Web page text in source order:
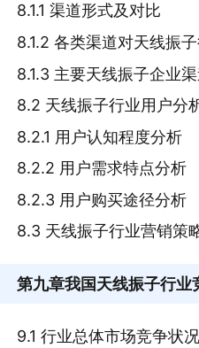
8.1.1 渠道形式及对比
8.1.2 各类渠道对天线振
8.1.3 主要天线振子企业
8.2 天线振子行业用户分
8.2.1 用户认知程度分析
8.2.2 用户需求特点分析
8.2.3 用户购买途径分析
8.3 天线振子行业营销策
第九章我国天线振子行业
9.1 行业总体市场竞争状